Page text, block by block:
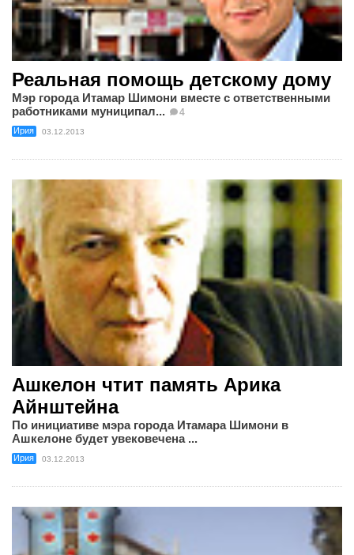
Реальная помощь детскому дому
Мэр города Итамар Шимони вместе с ответственными
работниками муниципал...
4
Ирия 03.12.2013
Ашкелон чтит память Арика
Айнштейна
По инициативе мэра города Итамара Шимони в
Ашкелоне будет увековечена ...
Ирия 03.12.2013